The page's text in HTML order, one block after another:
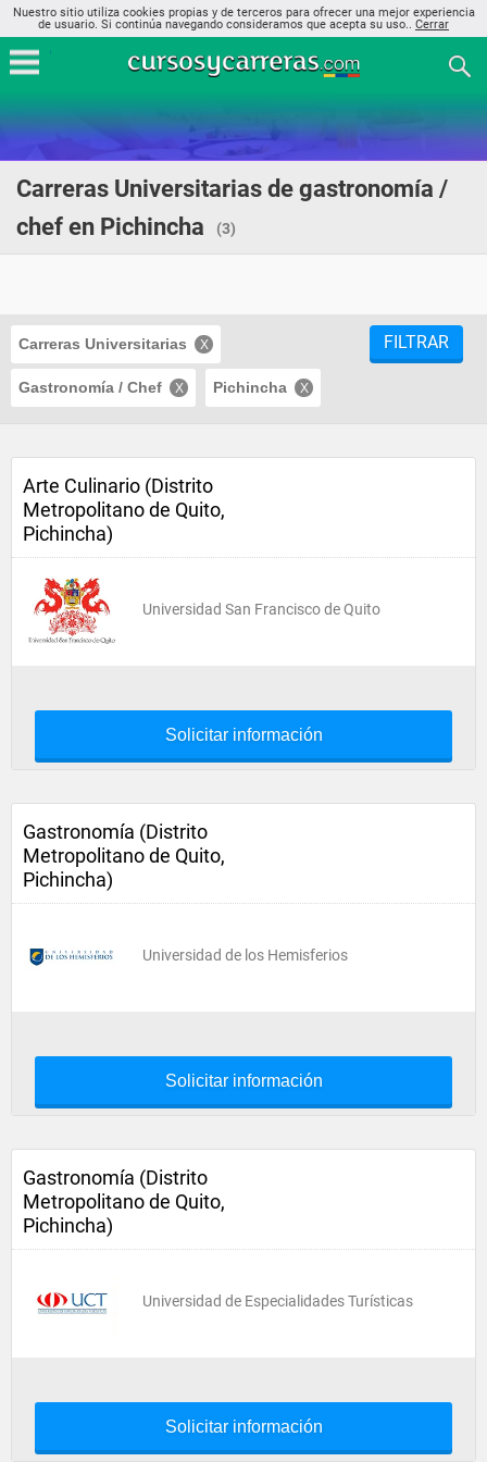
Nuestro sitio utiliza cookies propias y de terceros para ofrecer una mejor experiencia
de usuario. Si continúa navegando consideramos que acepta su uso.. Cerrar
Carreras Universitarias de gastronomía /
chef en Pichincha
(3)
Carreras Universitarias
Gastronomía / Chef Pichincha
FILTRAR
Arte Culinario (Distrito
Metropolitano de Quito,
Pichincha)
Universidad San Francisco de Quito
Solicitar información
Gastronomía (Distrito
Metropolitano de Quito,
Pichincha)
Universidad de los Hemisferios
Solicitar información
Gastronomía (Distrito
Metropolitano de Quito,
Pichincha)
Universidad de Especialidades Turísticas
Solicitar información